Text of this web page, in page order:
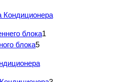
Кондиционера
блока1
блока5